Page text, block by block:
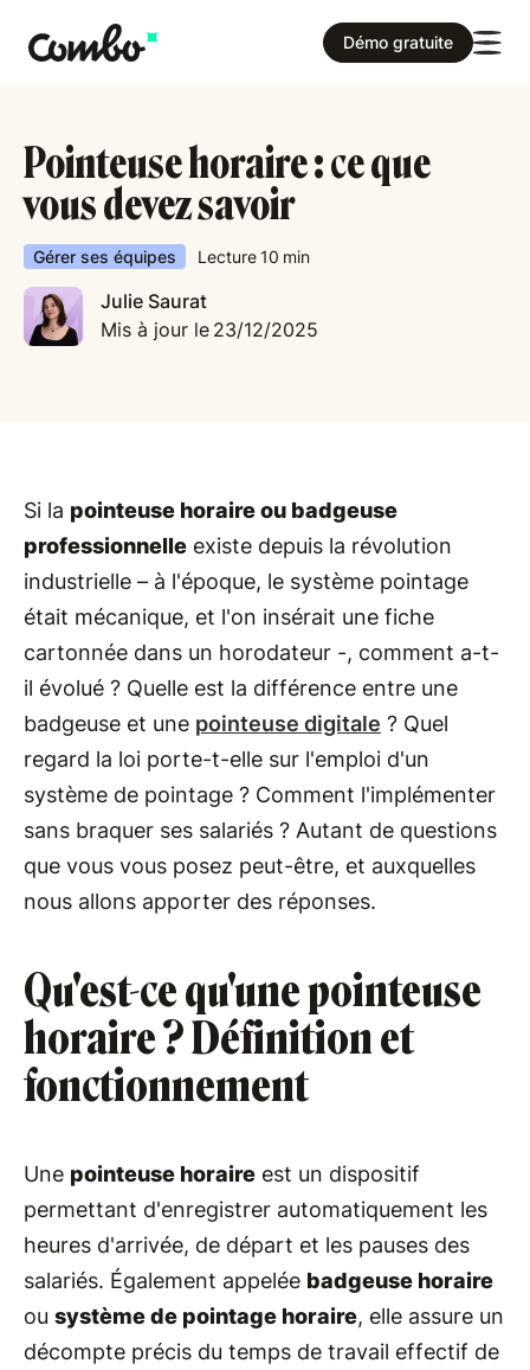
Démo gratuite
Pointeuse horaire : ce que
vous devez savoir
Gérer ses équipes Lecture 10 min
Julie Saurat
Mis à jour le 23/12/2025
Si la pointeuse horaire ou badgeuse
professionnelle existe depuis la révolution
industrielle – à l'époque, le système pointage
était mécanique, et l'on insérait une fiche
cartonnée dans un horodateur -, comment a-t-
il évolué ? Quelle est la différence entre une
badgeuse et une pointeuse digitale ? Quel
regard la loi porte-t-elle sur l'emploi d'un
système de pointage ? Comment l'implémenter
sans braquer ses salariés ? Autant de questions
que vous vous posez peut-être, et auxquelles
nous allons apporter des réponses.
Qu'est-ce qu'une pointeuse
horaire ? Définition et
fonctionnement
Une pointeuse horaire est un dispositif
permettant d'enregistrer automatiquement les
heures d'arrivée, de départ et les pauses des
salariés. Également appelée badgeuse horaire
ou système de pointage horaire, elle assure un
décompte précis du temps de travail effectif de